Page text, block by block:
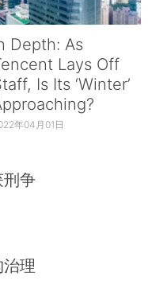
Depth: As
Lays Off
Is Its ‘Winter’
年04月01日
刑争
理